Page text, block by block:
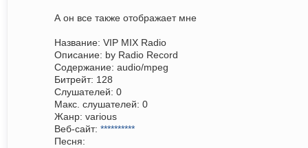
А он все также отображает мне
Название: VIP MIX Radio
Описание: by Radio Record
Содержание: audio/mpeg
Битрейт: 128
Слушателей: 0
Макс. слушателей: 0
Жанр: various
Веб-сайт: **********
Песня: